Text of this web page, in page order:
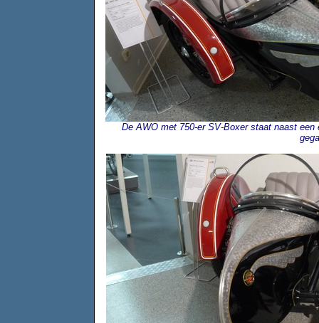
De AWO met 750-er SV-Boxer staat naast